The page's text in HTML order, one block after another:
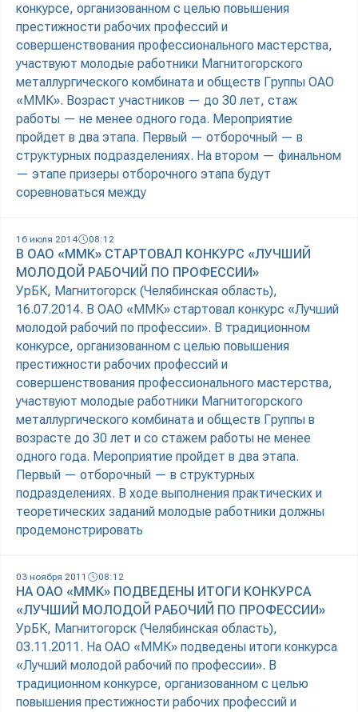
конкурсе, организованном с целью повышения
престижности рабочих профессий и
совершенствования профессионального мастерства,
участвуют молодые работники Магнитогорского
металлургического комбината и обществ Группы ОАО
«ММК». Возраст участников — до 30 лет, стаж
работы — не менее одного года. Мероприятие
пройдет в два этапа. Первый — отборочный — в
структурных подразделениях. На втором — финальном
— этапе призеры отборочного этапа будут
соревноваться между
16 июля 2014 08:12
В ОАО «ММК» СТАРТОВАЛ КОНКУРС «ЛУЧШИЙ
МОЛОДОЙ РАБОЧИЙ ПО ПРОФЕССИИ»
УрБК, Магнитогорск (Челябинская область),
16.07.2014. В ОАО «ММК» стартовал конкурс «Лучший
молодой рабочий по профессии». В традиционном
конкурсе, организованном с целью повышения
престижности рабочих профессий и
совершенствования профессионального мастерства,
участвуют молодые работники Магнитогорского
металлургического комбината и обществ Группы в
возрасте до 30 лет и со стажем работы не менее
одного года. Мероприятие пройдет в два этапа.
Первый — отборочный — в структурных
подразделениях. В ходе выполнения практических и
теоретических заданий молодые работники должны
продемонстрировать
03 ноября 2011 08:12
НА ОАО «ММК» ПОДВЕДЕНЫ ИТОГИ КОНКУРСА
«ЛУЧШИЙ МОЛОДОЙ РАБОЧИЙ ПО ПРОФЕССИИ»
УрБК, Магнитогорск (Челябинская область),
03.11.2011. На ОАО «ММК» подведены итоги конкурса
«Лучший молодой рабочий по профессии». В
традиционном конкурсе, организованном с целью
повышения престижности рабочих профессий и